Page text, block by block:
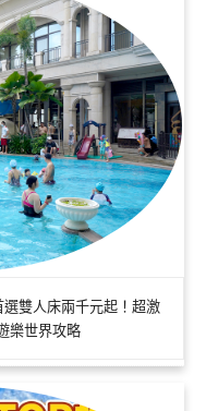
雙人床兩千元起！超激
樂世界攻略